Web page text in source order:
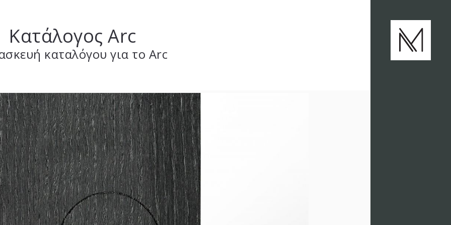
Κατάλογος Arc
καταλόγου για το Arc